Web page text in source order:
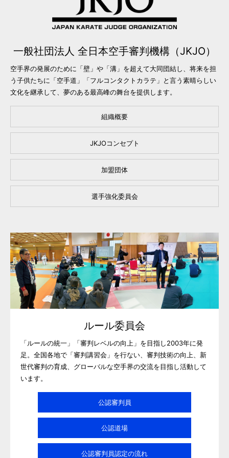
一般社団法人 全日本空手審判機構（JKJO）
空手界の発展のために「壁」や「溝」を超えて大同団結し、将来を担
う子供たちに「空手道」「フルコンタクトカラテ」と言う素晴らしい
文化を継承して、夢のある最高峰の舞台を提供します。
組織概要
JKJOコンセプト
加盟団体
選手強化委員会
ルール委員会
「ルールの統一」「審判レベルの向上」を目指し2003年に発
足。全国各地で「審判講習会」を行ない、審判技術の向上、新
世代審判の育成、グローバルな空手界の交流を目指し活動して
います。
公認審判員
公認道場
公認審判員認定の流れ